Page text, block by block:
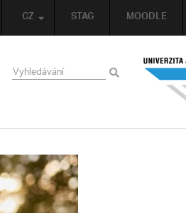
STAG MOODLE
CZ